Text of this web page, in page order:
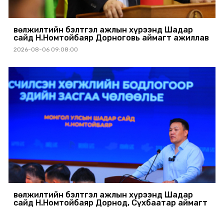
Өвөлжилтийн бэлтгэл ажлын хүрээнд Шадар
сайд Н.Номтойбаяр Дорноговь аймагт ажиллав
2026-08-06 09:08:00
Өвөлжилтийн бэлтгэл ажлын хүрээнд Шадар
сайд Н.Номтойбаяр Дорнод, Сүхбаатар аймагт